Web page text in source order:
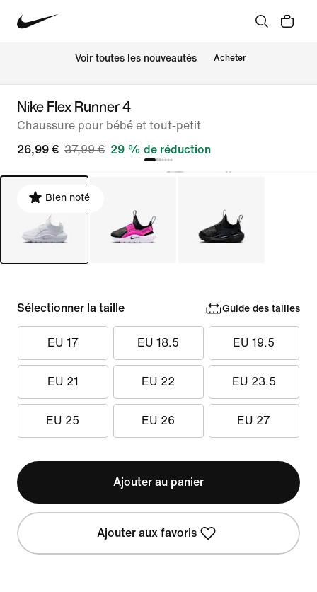
Voir toutes les nouveautés Acheter
Nike Flex Runner 4
Chaussure pour bébé et tout-petit
26,99 € 37,99 € 29 % de réduction
Bien noté
Sélectionner la taille Guide des tailles
EU 17 EU 18.5 EU 19.5
EU 21 EU 22 EU 23.5
EU 25 EU 26 EU 27
Ajouter au panier
Ajouter aux favoris